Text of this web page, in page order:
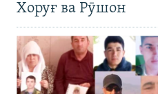
Хоруғ ва Рӯшон